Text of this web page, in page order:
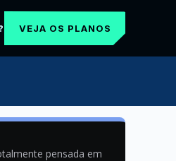
VEJA OS PLANOS
pensada em